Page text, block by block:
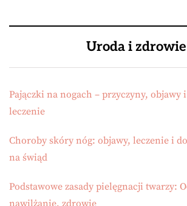
Uroda i zdrowie
Pajączki na nogach – przyczyny, objawy
leczenie
Choroby skóry nóg: objawy, leczenie i
na świąd
Podstawowe zasady pielęgnacji twarzy: